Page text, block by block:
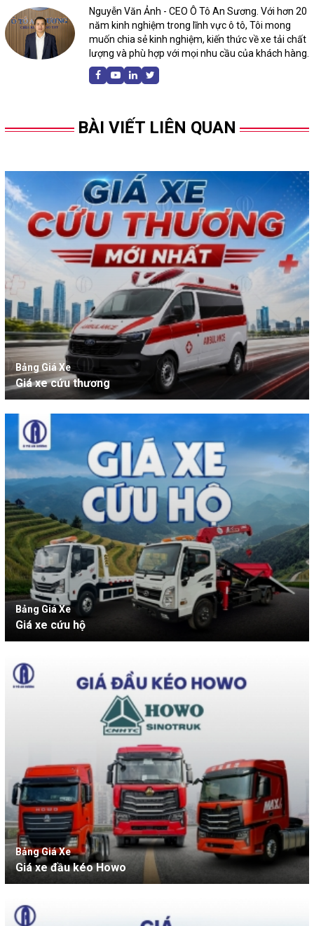
Nguyễn Văn Ảnh - CEO Ô Tô An Sương. Với hơn 20
năm kinh nghiệm trong lĩnh vực ô tô, Tôi mong
muốn chia sẻ kinh nghiệm, kiến thức về xe tải chất
lượng và phù hợp với mọi nhu cầu của khách hàng.
BÀI VIẾT LIÊN QUAN
Bảng Giá Xe
Giá xe cứu thương
Bảng Giá Xe
Giá xe cứu hộ
Bảng Giá Xe
Giá xe đầu kéo Howo